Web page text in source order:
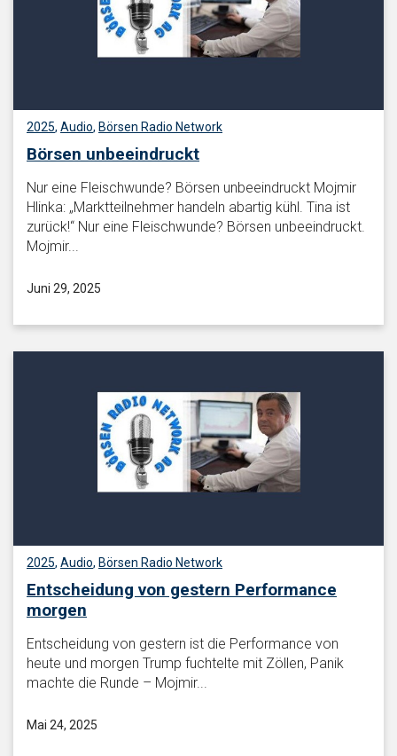
2025, Audio, Börsen Radio Network
Börsen unbeeindruckt
Nur eine Fleischwunde? Börsen unbeeindruckt Mojmir
Hlinka: „Marktteilnehmer handeln abartig kühl. Tina ist
zurück!“ Nur eine Fleischwunde? Börsen unbeeindruckt.
Mojmir...
Juni 29, 2025
2025, Audio, Börsen Radio Network
Entscheidung von gestern Performance
morgen
Entscheidung von gestern ist die Performance von
heute und morgen Trump fuchtelte mit Zöllen, Panik
machte die Runde – Mojmir...
Mai 24, 2025